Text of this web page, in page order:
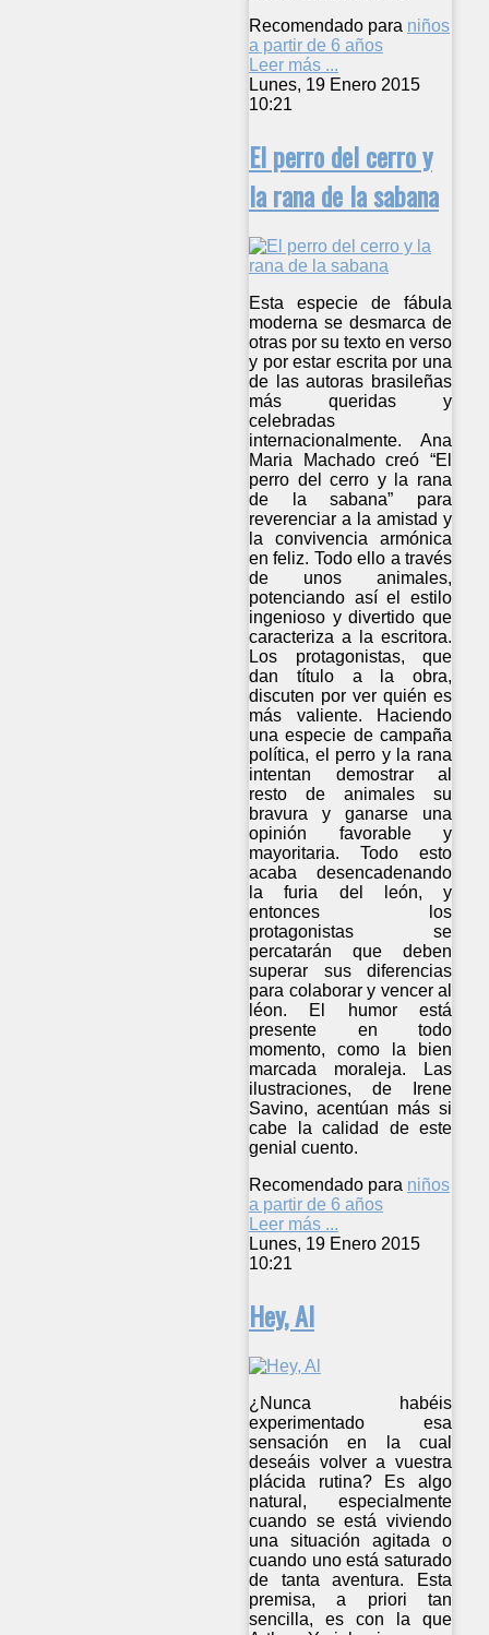
Recomendado para niños
a partir de 6 años
Leer más ...
Lunes, 19 Enero 2015
10:21
El perro del cerro y
la rana de la sabana
Esta especie de fábula
moderna se desmarca de
otras por su texto en verso
y por estar escrita por una
de las autoras brasileñas
más queridas y
celebradas
internacionalmente. Ana
Maria Machado creó “El
perro del cerro y la rana
de la sabana” para
reverenciar a la amistad y
la convivencia armónica
en feliz. Todo ello a través
de unos animales,
potenciando así el estilo
ingenioso y divertido que
caracteriza a la escritora.
Los protagonistas, que
dan título a la obra,
discuten por ver quién es
más valiente. Haciendo
una especie de campaña
política, el perro y la rana
intentan demostrar al
resto de animales su
bravura y ganarse una
opinión favorable y
mayoritaria. Todo esto
acaba desencadenando
la furia del león, y
entonces los
protagonistas se
percatarán que deben
superar sus diferencias
para colaborar y vencer al
léon. El humor está
presente en todo
momento, como la bien
marcada moraleja. Las
ilustraciones, de Irene
Savino, acentúan más si
cabe la calidad de este
genial cuento.
Recomendado para niños
a partir de 6 años
Leer más ...
Lunes, 19 Enero 2015
10:21
Hey, Al
¿Nunca habéis
experimentado esa
sensación en la cual
deseáis volver a vuestra
plácida rutina? Es algo
natural, especialmente
cuando se está viviendo
una situación agitada o
cuando uno está saturado
de tanta aventura. Esta
premisa, a priori tan
sencilla, es con la que